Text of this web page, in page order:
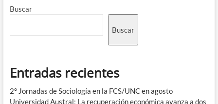
Buscar
Buscar
Entradas recientes
2° Jornadas de Sociología en la FCS/UNC en agosto
Universidad Austral: La recuperación económica avanza a dos